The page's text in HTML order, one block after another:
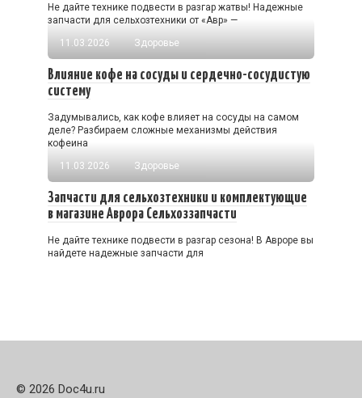
Не дайте технике подвести в разгар жатвы! Надежные
запчасти для сельхозтехники от «Авр» —
11.03.2026
Здоровье
Влияние кофе на сосуды и сердечно-сосудистую
систему
Задумывались, как кофе влияет на сосуды на самом
деле? Разбираем сложные механизмы действия
кофеина
11.03.2026
Здоровье
Запчасти для сельхозтехники и комплектующие
в магазине Аврора Сельхоззапчасти
Не дайте технике подвести в разгар сезона! В Авроре вы
найдете надежные запчасти для
© 2026 Doc4u.ru